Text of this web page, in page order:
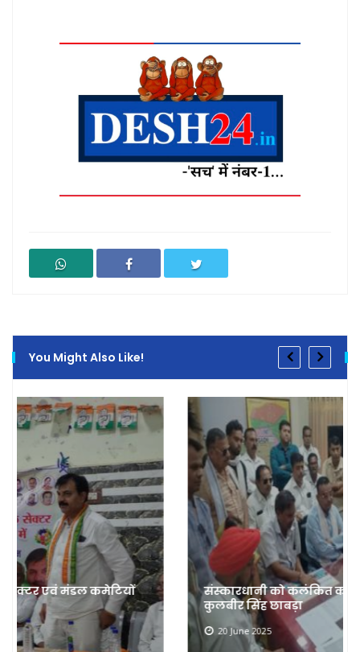
You Might Also Like!
संस्कारधानी को कलंकित कर रहा है रेतमाफिया :
कुलबीर सिंह छाबड़ा
20 June 2025